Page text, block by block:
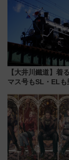
火前に楽しむ仙台
で解説！
【大井川鐵道】着
マス号もSL・ELも
受注販売